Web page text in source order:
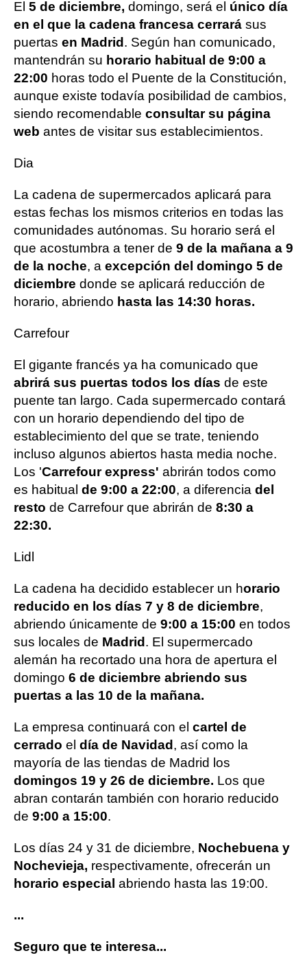
El 5 de diciembre, domingo, será el único día
en el que la cadena francesa cerrará sus
puertas en Madrid . Según han comunicado,
mantendrán su horario habitual de 9:00 a
22:00 horas todo el Puente de la Constitución,
aunque existe todavía posibilidad de cambios,
siendo recomendable consultar su página
web antes de visitar sus establecimientos.
Dia
La cadena de supermercados aplicará para
estas fechas los mismos criterios en todas las
comunidades autónomas. Su horario será el
que acostumbra a tener de 9 de la mañana a 9
de la noche, a excepción del domingo 5 de
diciembre donde se aplicará reducción de
horario, abriendo hasta las 14:30 horas.
Carrefour
El gigante francés ya ha comunicado que
abrirá sus puertas todos los días de este
puente tan largo. Cada supermercado contará
con un horario dependiendo del tipo de
establecimiento del que se trate, teniendo
incluso algunos abiertos hasta media noche.
Los 'Carrefour express' abrirán todos como
es habitual de 9:00 a 22:00, a diferencia del
resto de Carrefour que abrirán de 8:30 a
22:30.
Lidl
La cadena ha decidido establecer un horario
reducido en los días 7 y 8 de diciembre,
abriendo únicamente de 9:00 a 15:00 en todos
sus locales de Madrid . El supermercado
alemán ha recortado una hora de apertura el
domingo 6 de diciembre abriendo sus
puertas a las 10 de la mañana.
La empresa continuará con el cartel de
cerrado el día de Navidad , así como la
mayoría de las tiendas de Madrid los
domingos 19 y 26 de diciembre. Los que
abran contarán también con horario reducido
de 9:00 a 15:00.
Los días 24 y 31 de diciembre, Nochebuena y
Nochevieja, respectivamente, ofrecerán un
horario especial abriendo hasta las 19:00.
...
Seguro que te interesa...